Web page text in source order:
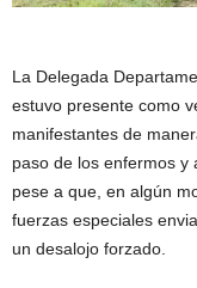
La Delegada
estuvo presente como
manifestantes de
paso de los enfermos y
pese a que, en algún
fuerzas especiales
un desalojo forzado.